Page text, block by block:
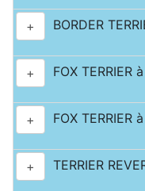
+ BORDER
+ FOX TERRIER
+ FOX
+ TERRIER